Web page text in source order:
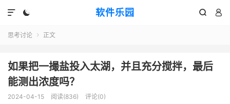
软件乐园 
 

思考讨论  正文
如果把一撮盐投入太湖，并且充分搅拌，最后
能测出浓度吗？
2024-04-15 阅读(836) 评论(0)